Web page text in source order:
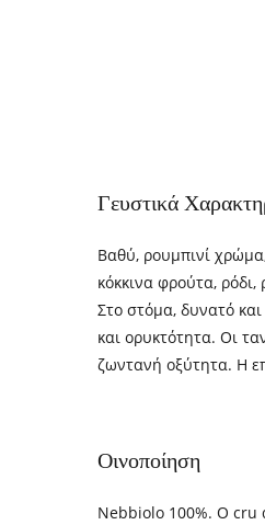
Γευστικά
Βαθύ, ρουμπινί
κόκκινα φρούτα,
Στο στόμα, δυνατό
και ορυκτότητα. Οι
ζωντανή οξύτητα. Η
Οινοποίηση
Nebbiolo 100%. Ο cru